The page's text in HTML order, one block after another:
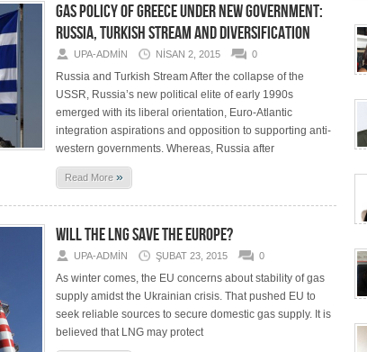
GAS POLICY OF GREECE UNDER NEW GOVERNMENT:
RUSSIA, TURKISH STREAM AND DIVERSIFICATION
UPA-ADMIN NISAN 2, 2015 0
Russia and Turkish Stream After the collapse of the
USSR, Russia’s new political elite of early 1990s
emerged with its liberal orientation, Euro-Atlantic
integration aspirations and opposition to supporting anti-
western governments. Whereas, Russia after
Read More »
WILL THE LNG SAVE THE EUROPE?
UPA-ADMIN ŞUBAT 23, 2015 0
As winter comes, the EU concerns about stability of gas
supply amidst the Ukrainian crisis. That pushed EU to
seek reliable sources to secure domestic gas supply. It is
believed that LNG may protect